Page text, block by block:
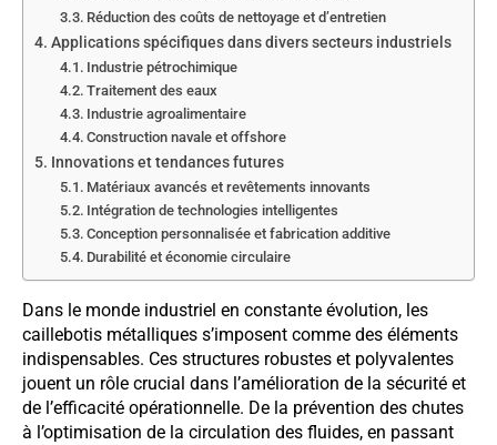
Réduction des coûts de nettoyage et d’entretien
Applications spécifiques dans divers secteurs industriels
Industrie pétrochimique
Traitement des eaux
Industrie agroalimentaire
Construction navale et offshore
Innovations et tendances futures
Matériaux avancés et revêtements innovants
Intégration de technologies intelligentes
Conception personnalisée et fabrication additive
Durabilité et économie circulaire
Dans le monde industriel en constante évolution, les
caillebotis métalliques s’imposent comme des éléments
indispensables. Ces structures robustes et polyvalentes
jouent un rôle crucial dans l’amélioration de la sécurité et
de l’efficacité opérationnelle. De la prévention des chutes
à l’optimisation de la circulation des fluides, en passant